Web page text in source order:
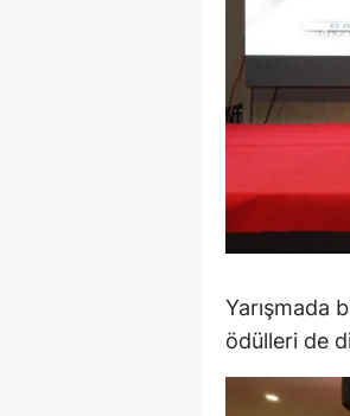
Yarışmada
ödülleri de